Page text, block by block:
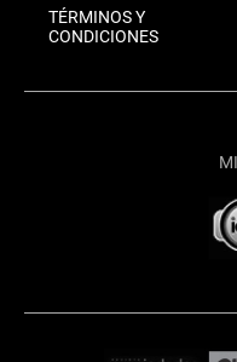
TÉRMINOS Y
CONDICIONES